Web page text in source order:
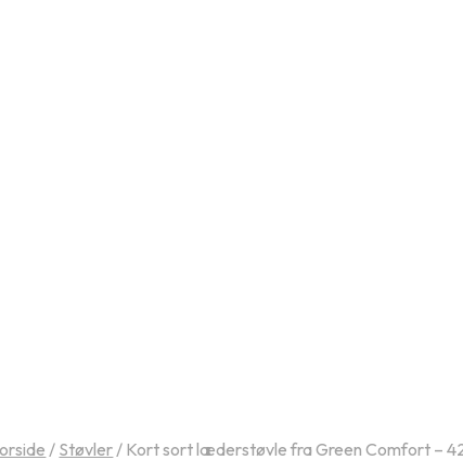
/ Støvler/ Kort sort læderstøvle fra Green Comfort –